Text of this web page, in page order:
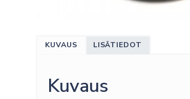
KUVAUS LISÄTIEDOT
Kuvaus